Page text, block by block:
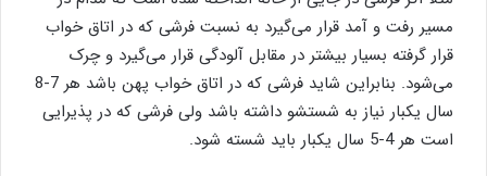
مسیر رفت و آمد قرار می‌گیرد به نسبت فرشی که در اتاق خواب
قرار گرفته بسیار بیشتر در مقابل آلودگی قرار می‌گیرد و چرک
می‌شود. بنابراین شاید فرشی که در اتاق خواب پهن باشد هر 7-8
سال یکبار نیاز به شستشو داشته باشد ولی فرشی که در پذیرایی
است هر 4-5 سال یکبار باید شسته شود.